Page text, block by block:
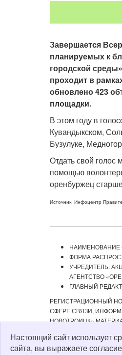
Завершается
планируемых к
городской
проходит в
обновлено 423
площадки.
В этом году в
Кувандыкском,
Бузулуке,
Отдать свой
помощью
оренбуржец
Источник: Инфоцентр
НАИМЕНОВАНИЕ
ФОРМА
УЧРЕДИТЕЛЬ:
АГЕНТСТВО
ГЛАВНЫЙ
РЕГИСТРАЦИОННЫЙ
СФЕРЕ СВЯЗИ,
НОВОТРОИЦК»
ИЗДАНИИ «ГВАРДЕЕЦ
Настоящий сайт использует
сайта, вы выражаете